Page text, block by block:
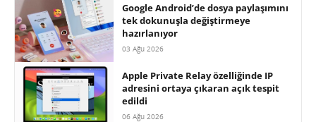
Google Android’de dosya paylaşımını
tek dokunuşla değiştirmeye
hazırlanıyor
03 Ağu 2026
Apple Private Relay özelliğinde IP
adresini ortaya çıkaran açık tespit
edildi
06 Ağu 2026